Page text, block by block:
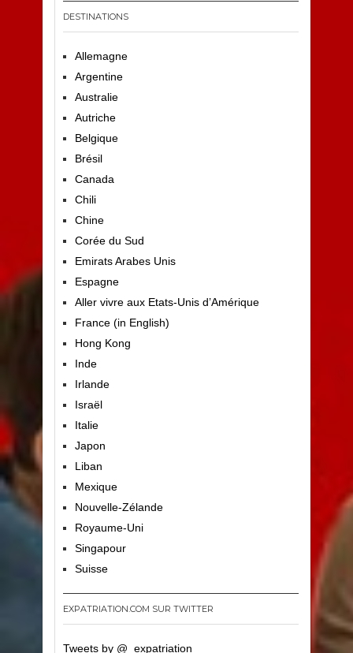
DESTINATIONS
Allemagne
Argentine
Australie
Autriche
Belgique
Brésil
Canada
Chili
Chine
Corée du Sud
Emirats Arabes Unis
Espagne
Aller vivre aux Etats-Unis d’Amérique
France (in English)
Hong Kong
Inde
Irlande
Israël
Italie
Japon
Liban
Mexique
Nouvelle-Zélande
Royaume-Uni
Singapour
Suisse
EXPATRIATION.COM SUR TWITTER
Tweets by @_expatriation_